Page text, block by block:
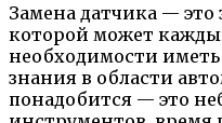
Замена датчика — это
которой может
необходимости
знания в области
понадобится — это